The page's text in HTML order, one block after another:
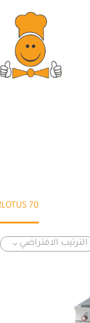
70 IPERLOTUS
الترتيب الافتراضي